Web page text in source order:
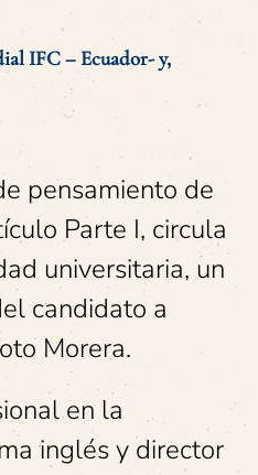
IFC – Ecuador- y,
pensamiento de
Parte I, circula
universitaria, un
candidato a
Morera.
en la
inglés y director